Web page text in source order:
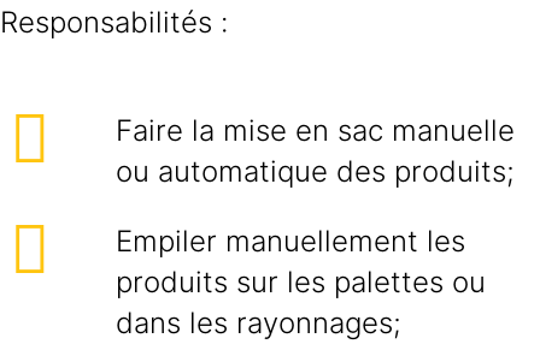
Responsabilités :
Faire la mise en sac manuelle
ou automatique des produits;
Empiler manuellement les
produits sur les palettes ou
dans les rayonnages;